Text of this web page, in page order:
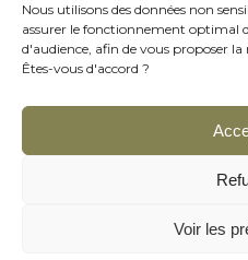
Nous utilisons des données non
assurer le fonctionnement optimal
d'audience, afin de vous proposer la
Êtes-vous d'accord ?
Voir les